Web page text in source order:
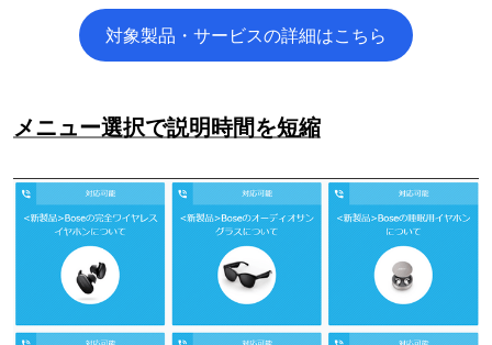
対象製品・サービスの詳細はこちら
メニュー選択で説明時間を短縮